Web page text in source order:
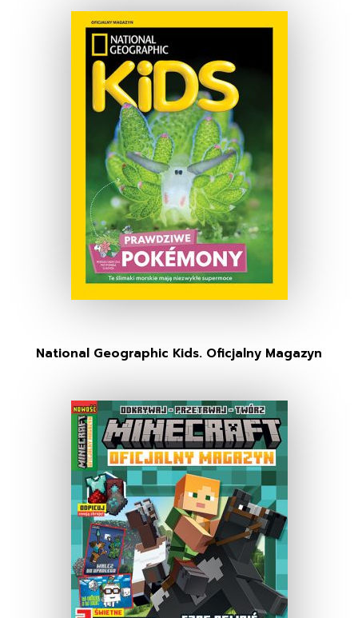
National Geographic Kids. Oficjalny Magazyn